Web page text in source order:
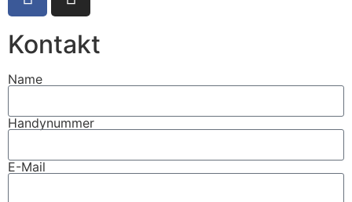
Kontakt
Name
Handynummer
E-Mail